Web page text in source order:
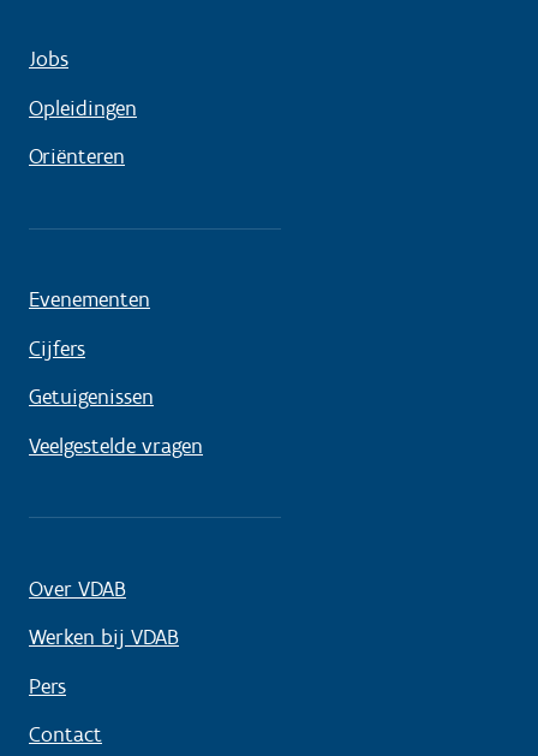
Jobs
Opleidingen
Oriënteren
Evenementen
Cijfers
Getuigenissen
Veelgestelde vragen
Over VDAB
Werken bij VDAB
Pers
Contact